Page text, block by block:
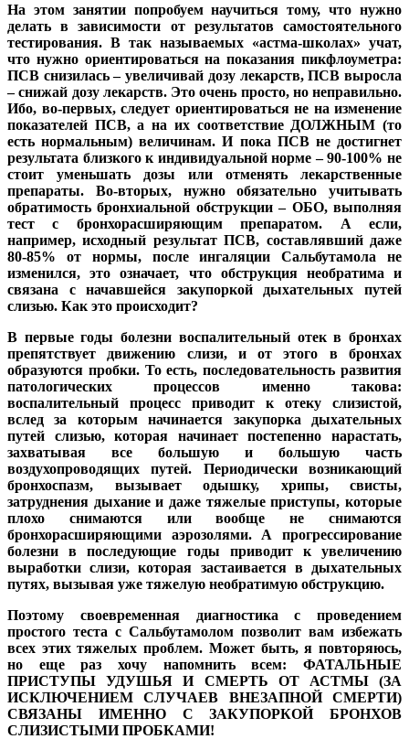
На этом занятии попробуем научиться тому, что нужно
делать в зависимости от результатов самостоятельного
тестирования. В так называемых «астма-школах» учат,
что нужно ориентироваться на показания пикфлоуметра:
ПСВ снизилась – увеличивай дозу лекарств, ПСВ выросла
– снижай дозу лекарств. Это очень просто, но неправильно.
Ибо, во-первых, следует ориентироваться не на изменение
показателей ПСВ, а на их соответствие ДОЛЖНЫМ (то
есть нормальным) величинам. И пока ПСВ не достигнет
результата близкого к индивидуальной норме – 90-100% не
стоит уменьшать дозы или отменять лекарственные
препараты. Во-вторых, нужно обязательно учитывать
обратимость бронхиальной обструкции – ОБО, выполняя
тест с бронхорасширяющим препаратом. А если,
например, исходный результат ПСВ, составлявший даже
80-85% от нормы, после ингаляции Сальбутамола не
изменился, это означает, что обструкция необратима и
связана с начавшейся закупоркой дыхательных путей
слизью. Как это происходит?
В первые годы болезни воспалительный отек в бронхах
препятствует движению слизи, и от этого в бронхах
образуются пробки. То есть, последовательность развития
патологических процессов именно такова:
воспалительный процесс приводит к отеку слизистой,
вслед за которым начинается закупорка дыхательных
путей слизью, которая начинает постепенно нарастать,
захватывая все большую и большую часть
воздухопроводящих путей. Периодически возникающий
бронхоспазм, вызывает одышку, хрипы, свисты,
затруднения дыхание и даже тяжелые приступы, которые
плохо снимаются или вообще не снимаются
бронхорасширяющими аэрозолями. А прогрессирование
болезни в последующие годы приводит к увеличению
выработки слизи, которая застаивается в дыхательных
путях, вызывая уже тяжелую необратимую обструкцию.
Поэтому своевременная диагностика с проведением
простого теста с Сальбутамолом позволит вам избежать
всех этих тяжелых проблем. Может быть, я повторяюсь,
но еще раз хочу напомнить всем: ФАТАЛЬНЫЕ
ПРИСТУПЫ УДУШЬЯ И СМЕРТЬ ОТ АСТМЫ (ЗА
ИСКЛЮЧЕНИЕМ СЛУЧАЕВ ВНЕЗАПНОЙ СМЕРТИ)
СВЯЗАНЫ ИМЕННО С ЗАКУПОРКОЙ БРОНХОВ
СЛИЗИСТЫМИ ПРОБКАМИ!